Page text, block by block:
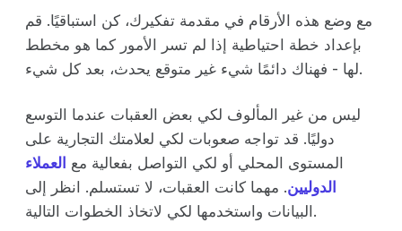
مع وضع هذه الأرقام في مقدمة تفكيرك، كن استباقيًا. قم
بإعداد خطة احتياطية إذا لم تسر الأمور كما هو مخطط
لها - فهناك دائمًا شيء غير متوقع يحدث، بعد كل شيء.
ليس من غير المألوف لكي بعض العقبات عندما التوسع
دوليًا. قد تواجه صعوبات لكي لعلامتك التجارية على
المستوى المحلي أو لكي التواصل بفعالية مع العملاء
الدوليين. مهما كانت العقبات، لا تستسلم. انظر إلى
البيانات واستخدمها لكي لاتخاذ الخطوات التالية.